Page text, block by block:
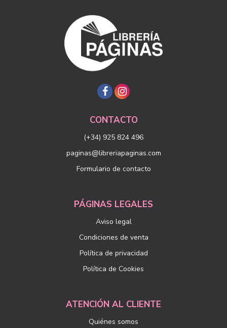
CONTACTO
(+34) 925 824 496
paginas@libreriapaginas.com
Formulario de contacto
PÁGINAS LEGALES
Aviso legal
Condiciones de venta
Política de privacidad
Política de Cookies
ATENCIÓN AL CLIENTE
Quiénes somos